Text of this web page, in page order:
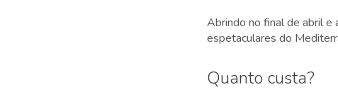
Abrindo no final de abril
espetaculares do
Quanto custa?